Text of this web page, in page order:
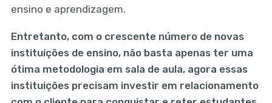
ensino e aprendizagem.
Entretanto, com o crescente número de novas
instituições de ensino, não basta apenas ter uma
ótima metodologia em sala de aula, agora essas
instituições precisam investir em relacionamento